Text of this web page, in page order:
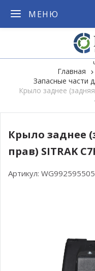
МЕНЮ
Главная
Запасные части
Крыло заднее
Крыло заднее
прав) SITRAK
Артикул: